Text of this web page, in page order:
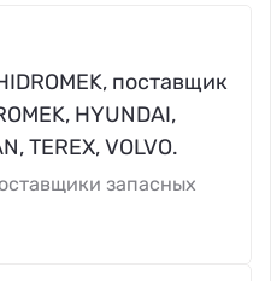
поставщик
HYUNDAI,
TEREX, VOLVO.
запасных